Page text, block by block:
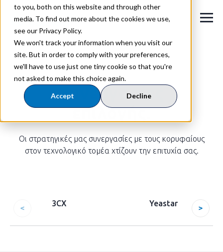
to you, both on this website and through other
media. To find out more about the cookies we use,
see our Privacy Policy.
We won't track your information when you visit our
site. But in order to comply with your preferences,
we'll have to use just one tiny cookie so that you're
not asked to make this choice again.
Accept Decline
ΠΕΤΥΧΑΙΝΟΝΤΑΣ ΜΑΖΙ
Συνεργασίες
επιλογής.
Οι στρατηγικές μας συνεργασίες με τους κορυφαίους
στον τεχνολογικό τομέα χτίζουν την επιτυχία σας.
3CX Yeastar